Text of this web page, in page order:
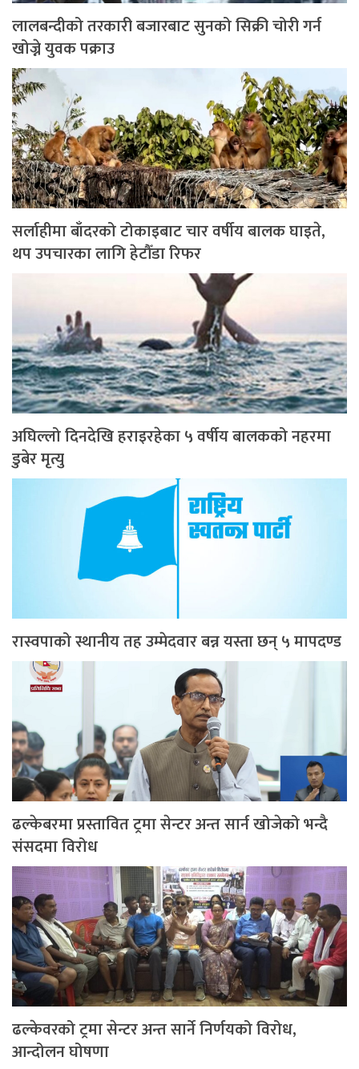
लालबन्दीको तरकारी बजारबाट सुनको सिक्री चोरी गर्न
खोज्ने युवक पक्राउ
सर्लाहीमा बाँदरको टोकाइबाट चार वर्षीय बालक घाइते,
थप उपचारका लागि हेटौँडा रिफर
अघिल्लो दिनदेखि हराइरहेका ५ वर्षीय बालकको नहरमा
डुबेर मृत्यु
रास्वपाको स्थानीय तह उम्मेदवार बन्न यस्ता छन् ५ मापदण्ड
ढल्केबरमा प्रस्तावित ट्रमा सेन्टर अन्त सार्न खोजेको भन्दै
संसदमा विरोध
ढल्केवरको ट्रमा सेन्टर अन्त सार्ने निर्णयको विरोध,
आन्दोलन घोषणा